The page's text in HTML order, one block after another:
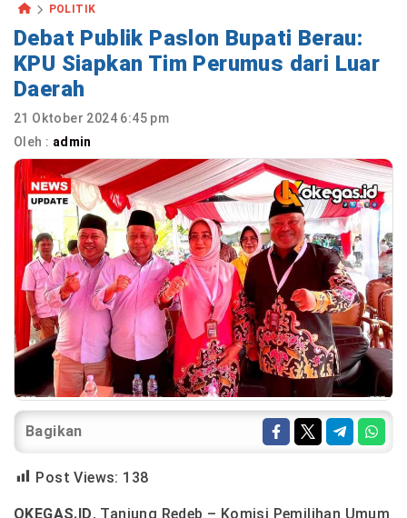
POLITIK
Debat Publik Paslon Bupati Berau:
KPU Siapkan Tim Perumus dari Luar
Daerah
21 Oktober 2024 6:45 pm
Oleh : admin
Bagikan
Post Views: 138
OKEGAS.ID, Tanjung Redeb – Komisi Pemilihan Umum